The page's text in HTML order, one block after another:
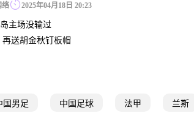
络 2025年04月18日 20:23
主场没输过
送胡金秋钉板帽
国男足 中国足球 法甲 兰斯